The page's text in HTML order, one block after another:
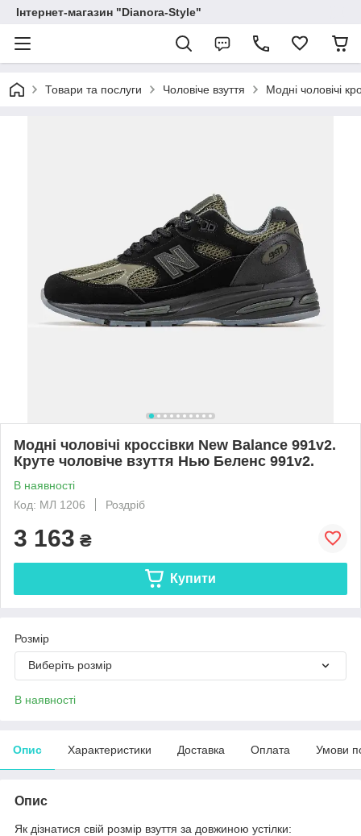
Інтернет-магазин "Dianora-Style"
Товари та послуги Чоловіче взуття Модні чоловічі
Модні чоловічі кроссівки New Balance 991v2.
Круте чоловіче взуття Нью Беленс 991v2.
В наявності
Код: МЛ 1206
Роздріб
3 163 ₴
Купити
Розмір
Виберіть розмір
В наявності
Опис Характеристики Доставка Оплата Умови
Опис
Як дізнатися свій розмір взуття за довжиною устілки: